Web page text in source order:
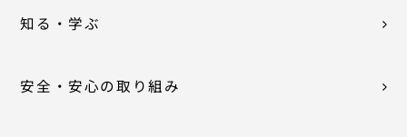
知る・学ぶ
安全・安心の取り組み